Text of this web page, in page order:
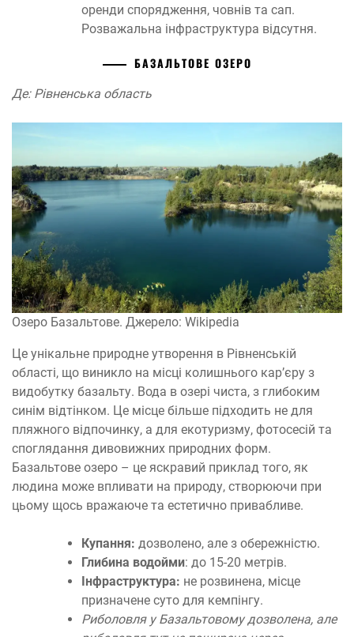
оренди спорядження, човнів та сап.
Розважальна інфраструктура відсутня.
БАЗАЛЬТОВЕ ОЗЕРО
Де: Рівненська область
Озеро Базальтове. Джерело: Wikipedia
Це унікальне природне утворення в Рівненській
області, що виникло на місці колишнього кар’єру з
видобутку базальту. Вода в озері чиста, з глибоким
синім відтінком. Це місце більше підходить не для
пляжного відпочинку, а для екотуризму, фотосесій та
споглядання дивовижних природних форм.
Базальтове озеро – це яскравий приклад того, як
людина може впливати на природу, створюючи при
цьому щось вражаюче та естетично привабливе.
Купання: дозволено, але з обережністю.
Глибина водойми: до 15-20 метрів.
Інфраструктура: не розвинена, місце
призначене суто для кемпінгу.
Риболовля у Базальтовому дозволена, але